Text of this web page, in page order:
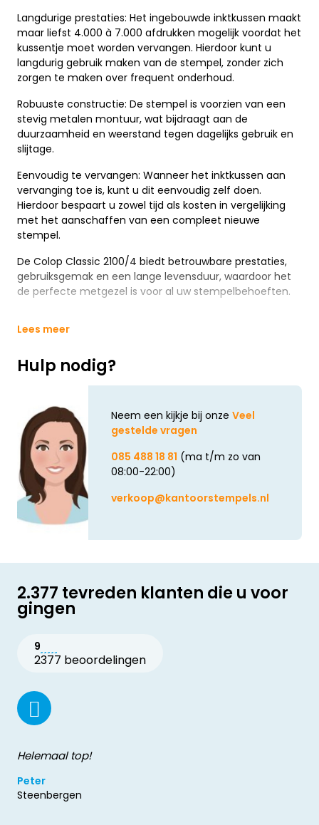
Langdurige prestaties: Het ingebouwde inktkussen maakt
maar liefst 4.000 à 7.000 afdrukken mogelijk voordat het
kussentje moet worden vervangen. Hierdoor kunt u
langdurig gebruik maken van de stempel, zonder zich
zorgen te maken over frequent onderhoud.
Robuuste constructie: De stempel is voorzien van een
stevig metalen montuur, wat bijdraagt aan de
duurzaamheid en weerstand tegen dagelijks gebruik en
slijtage.
Eenvoudig te vervangen: Wanneer het inktkussen aan
vervanging toe is, kunt u dit eenvoudig zelf doen.
Hierdoor bespaart u zowel tijd als kosten in vergelijking
met het aanschaffen van een compleet nieuwe
stempel.
De Colop Classic 2100/4 biedt betrouwbare prestaties,
gebruiksgemak en een lange levensduur, waardoor het
de perfecte metgezel is voor al uw stempelbehoeften.
Lees meer
Hulp nodig?
Neem een kijkje bij onze Veel
gestelde vragen
085 488 18 81 (ma t/m zo van
08:00-22:00)
verkoop@kantoorstempels.nl
2.377 tevreden klanten die u voor
gingen
9
2377 beoordelingen
Helemaal top!
Peter
Steenbergen